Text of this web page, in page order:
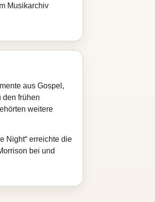
Musikarchiv
aus Gospel,
den frühen
weitere
Night“ erreichte die
bei und